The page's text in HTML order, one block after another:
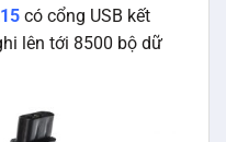
có cổng USB kết
lên tới 8500 bộ dữ